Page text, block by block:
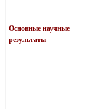
Основные научные
результаты